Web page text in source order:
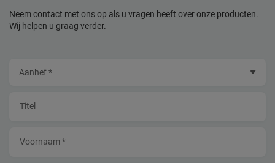
Neem contact met ons op als u vragen heeft over onze producten.
Wij helpen u graag verder.
Titel
Voornaam *